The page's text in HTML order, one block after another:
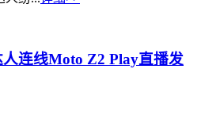
连线Moto Z2 Play直播发